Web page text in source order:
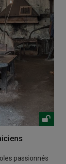
passionnés